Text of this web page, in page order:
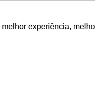
experiência,